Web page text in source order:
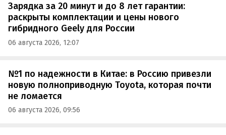
Зарядка за 20 минут и до 8 лет гарантии:
раскрыты комплектации и цены нового
гибридного Geely для России
06 августа 2026, 12:07
№1 по надежности в Китае: в Россию привезли
новую полноприводную Toyota, которая почти
не ломается
06 августа 2026, 09:56